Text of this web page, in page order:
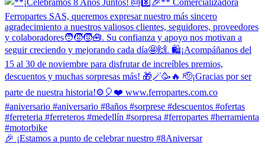
🎉 ¡Estamos a punto de celebrar nuestro #8Aniversar